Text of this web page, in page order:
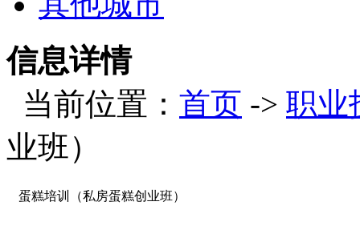
信息详情
当前位置： 首页 -> 职业
业班）
蛋糕培训（私房蛋糕创业班）